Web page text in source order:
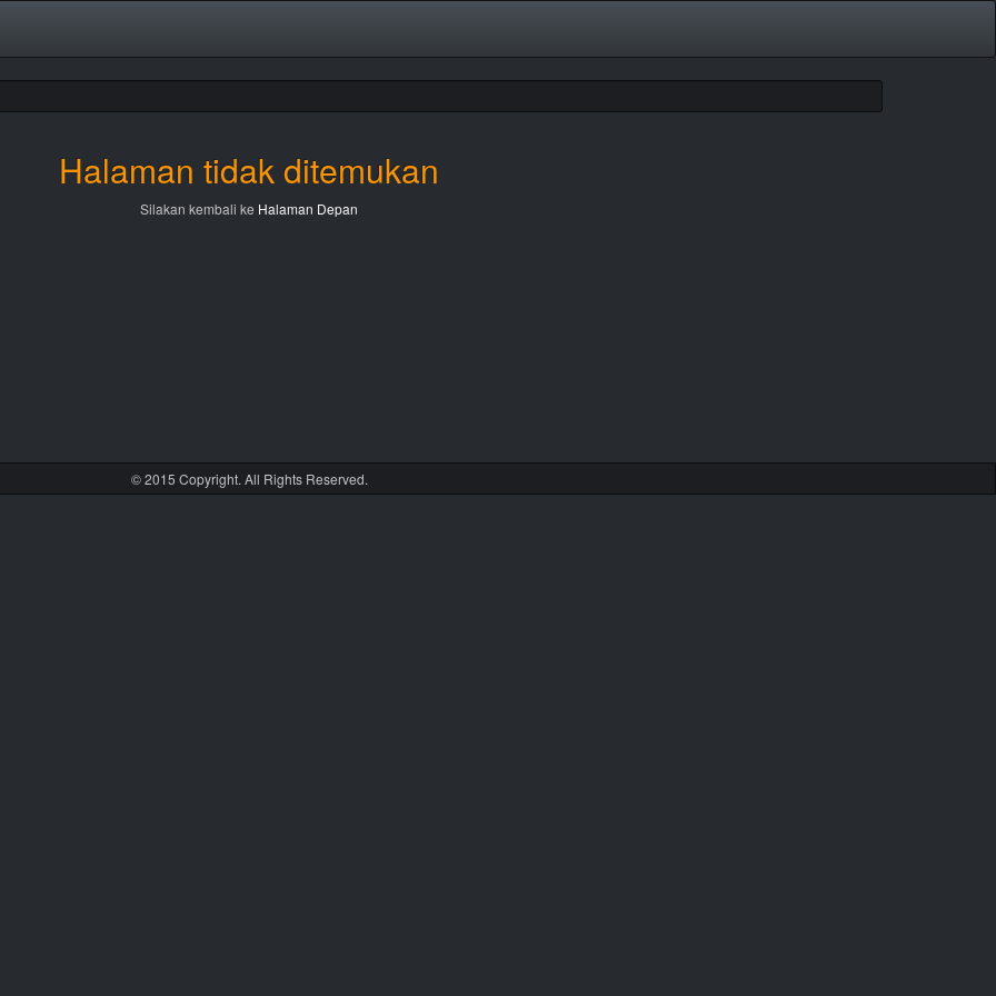
Halaman tidak ditemukan
Silakan kembali ke Halaman Depan
© 2015 Copyright. All Rights Reserved.